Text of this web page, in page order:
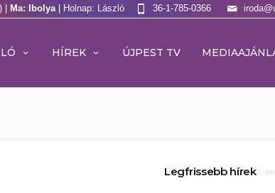
| Ma: Ibolya | Holnap: László 36-1-785-0366
HÍREK ÚJPEST TV
Legfrissebb hírek